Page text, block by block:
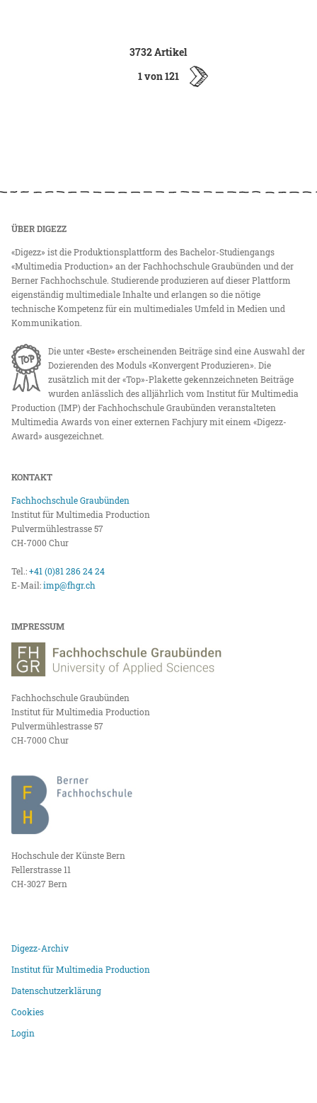
3732 Artikel
1 von 121
ÜBER DIGEZZ
«Digezz» ist die Produktionsplattform des Bachelor-Studiengangs
«Multimedia Production» an der Fachhochschule Graubünden und der
Berner Fachhochschule. Studierende produzieren auf dieser Plattform
eigenständig multimediale Inhalte und erlangen so die nötige
technische Kompetenz für ein multimediales Umfeld in Medien und
Kommunikation.
Die unter «Beste» erscheinenden Beiträge sind eine Auswahl der
Dozierenden des Moduls «Konvergent Produzieren». Die
zusätzlich mit der «Top»-Plakette gekennzeichneten Beiträge
wurden anlässlich des alljährlich vom Institut für Multimedia
Production (IMP) der Fachhochschule Graubünden veranstalteten
Multimedia Awards von einer externen Fachjury mit einem «Digezz-
Award» ausgezeichnet.
KONTAKT
Fachhochschule Graubünden
Institut für Multimedia Production
Pulvermühlestrasse 57
CH-7000 Chur
Tel.:+41 (0)81 286 24 24
E-Mail:imp@fhgr.ch
IMPRESSUM
Fachhochschule Graubünden
Institut für Multimedia Production
Pulvermühlestrasse 57
CH-7000 Chur
Hochschule der Künste Bern
Fellerstrasse 11
CH-3027 Bern
Digezz-Archiv
Institut für Multimedia Production
Datenschutzerklärung
Cookies
Login